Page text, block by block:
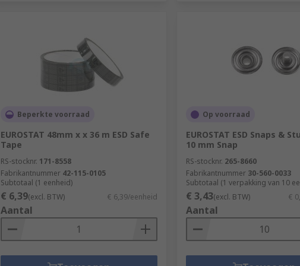
Beperkte voorraad
EUROSTAT 48mm x x 36 m ESD Safe
Tape
RS-stocknr. 171-8558
Fabrikantnummer 42-115-0105
Subtotaal (1 eenheid)
€ 6,39(excl. BTW) € 6,39/eenheid
Aantal
Op voorraad
EUROSTAT ESD Snaps &
10 mm Snap
RS-stocknr. 265-8660
Fabrikantnummer 30-560-0033
Subtotaal (1 verpakking van 10
€ 3,43(excl. BTW) €
Aantal